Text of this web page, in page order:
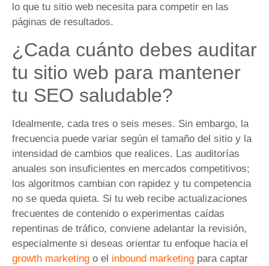
lo que tu sitio web necesita para competir en las
páginas de resultados.
¿Cada cuánto debes auditar
tu sitio web para mantener
tu SEO saludable?
Idealmente, cada tres o seis meses. Sin embargo, la
frecuencia puede variar según el tamaño del sitio y la
intensidad de cambios que realices. Las auditorías
anuales son insuficientes en mercados competitivos;
los algoritmos cambian con rapidez y tu competencia
no se queda quieta. Si tu web recibe actualizaciones
frecuentes de contenido o experimentas caídas
repentinas de tráfico, conviene adelantar la revisión,
especialmente si deseas orientar tu enfoque hacia el
growth marketing o el inbound marketing para captar